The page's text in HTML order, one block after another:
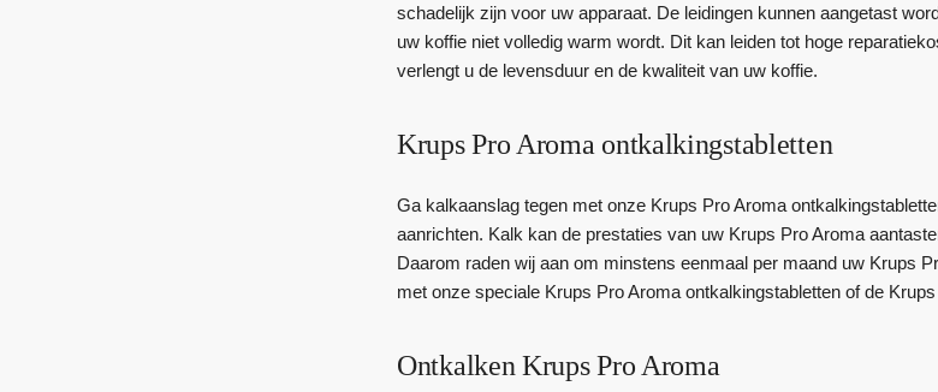
schadelijk zijn voor uw apparaat. De leidingen kunnen aangetast
uw koffie niet volledig warm wordt. Dit kan leiden tot hoge
verlengt u de levensduur en de kwaliteit van uw koffie.
Krups Pro Aroma ontkalkingstabletten
Ga kalkaanslag tegen met onze Krups Pro Aroma
aanrichten. Kalk kan de prestaties van uw Krups Pro Aroma
Daarom raden wij aan om minstens eenmaal per maand uw Krups
met onze speciale Krups Pro Aroma ontkalkingstabletten of de
Ontkalken Krups Pro Aroma